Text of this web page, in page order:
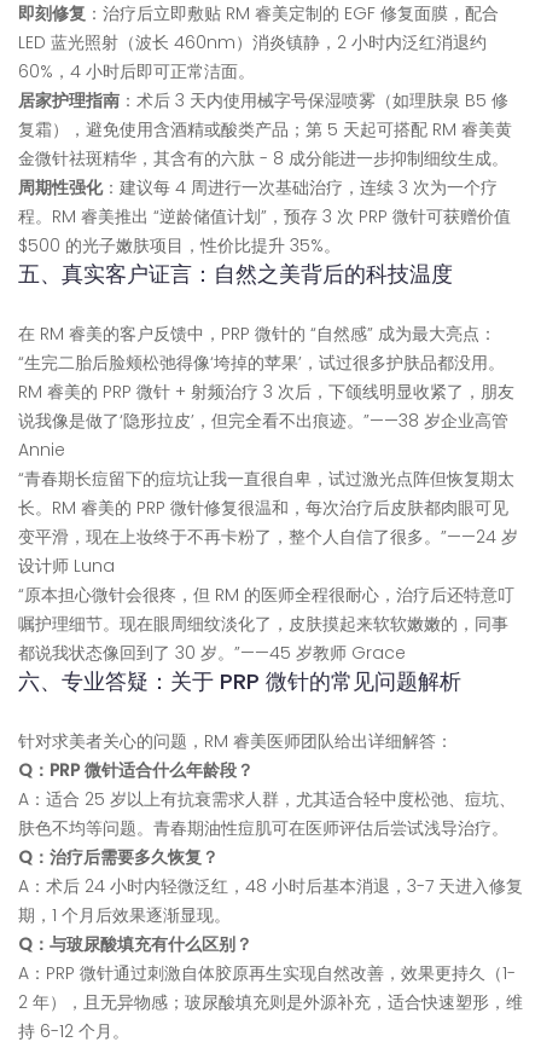
即刻修复 ：治疗后立即敷贴 RM 睿美定制的 EGF 修复面膜，配合
LED 蓝光照射（波长 460nm）消炎镇静，2 小时内泛红消退约
60%，4 小时后即可正常洁面。
居家护理指南 ：术后 3 天内使用械字号保湿喷雾（如理肤泉 B5 修
复霜），避免使用含酒精或酸类产品；第 5 天起可搭配 RM 睿美黄
金微针祛斑精华，其含有的六肽 - 8 成分能进一步抑制细纹生成。
周期性强化：建议每 4 周进行一次基础治疗，连续 3 次为一个疗
程。RM 睿美推出 “逆龄储值计划”，预存 3 次 PRP 微针可获赠价值
$500 的光子嫩肤项目，性价比提升 35%。
五、真实客户证言：自然之美背后的科技温度
在 RM 睿美的客户反馈中，PRP 微针的 “自然感” 成为最大亮点：
“生完二胎后脸颊松弛得像‘垮掉的苹果’，试过很多护肤品都没用。
RM 睿美的 PRP 微针 + 射频治疗 3 次后，下颌线明显收紧了，朋友
说我像是做了‘隐形拉皮’，但完全看不出痕迹。”——38 岁企业高管
Annie
“青春期长痘留下的痘坑让我一直很自卑，试过激光点阵但恢复期太
长。RM 睿美的 PRP 微针修复很温和，每次治疗后皮肤都肉眼可见
变平滑，现在上妆终于不再卡粉了，整个人自信了很多。”——24 岁
设计师 Luna
“原本担心微针会很疼，但 RM 的医师全程很耐心，治疗后还特意叮
嘱护理细节。现在眼周细纹淡化了，皮肤摸起来软软嫩嫩的，同事
都说我状态像回到了 30 岁。”——45 岁教师 Grace
六、专业答疑：关于 PRP 微针的常见问题解析
针对求美者关心的问题，RM 睿美医师团队给出详细解答：
Q：PRP 微针适合什么年龄段？
A：适合 25 岁以上有抗衰需求人群，尤其适合轻中度松弛、痘坑、
肤色不均等问题。青春期油性痘肌可在医师评估后尝试浅导治疗。
Q：治疗后需要多久恢复？
A：术后 24 小时内轻微泛红，48 小时后基本消退，3-7 天进入修复
期，1 个月后效果逐渐显现。
Q：与玻尿酸填充有什么区别？
A：PRP 微针通过刺激自体胶原再生实现自然改善，效果更持久（1-
2 年），且无异物感；玻尿酸填充则是外源补充，适合快速塑形，维
持 6-12 个月。